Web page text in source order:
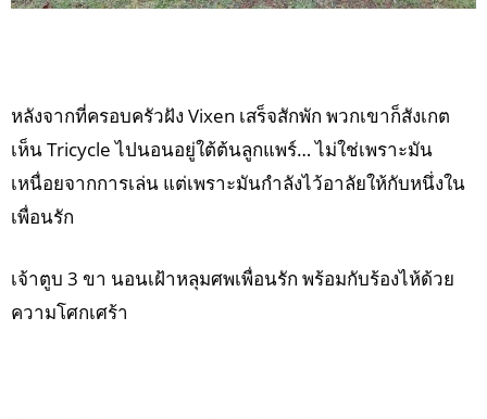
หลังจากที่ครอบครัวฝัง Vixen เสร็จสักพัก พวกเขาก็สังเกต
เห็น Tricycle ไปนอนอยู่ใต้ต้นลูกแพร์… ไม่ใช่เพราะมัน
เหนื่อยจากการเล่น แต่เพราะมันกำลังไว้อาลัยให้กับหนึ่งใน
เพื่อนรัก
เจ้าตูบ 3 ขา นอนเฝ้าหลุมศพเพื่อนรัก พร้อมกับร้องไห้ด้วย
ความโศกเศร้า